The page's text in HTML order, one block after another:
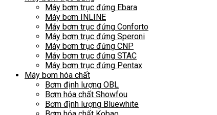
Máy bơm trục đứng Ebara
Máy bơm INLINE
Máy bơm trục đứng Conforto
Máy bơm trục đứng Speroni
Máy bơm trục đứng CNP
Máy bơm trục đứng STAC
Máy bơm trục đứng Pentax
Máy bơm hóa chất
Bơm định lượng OBL
Bơm hóa chất Showfou
Bơm định lượng Bluewhite